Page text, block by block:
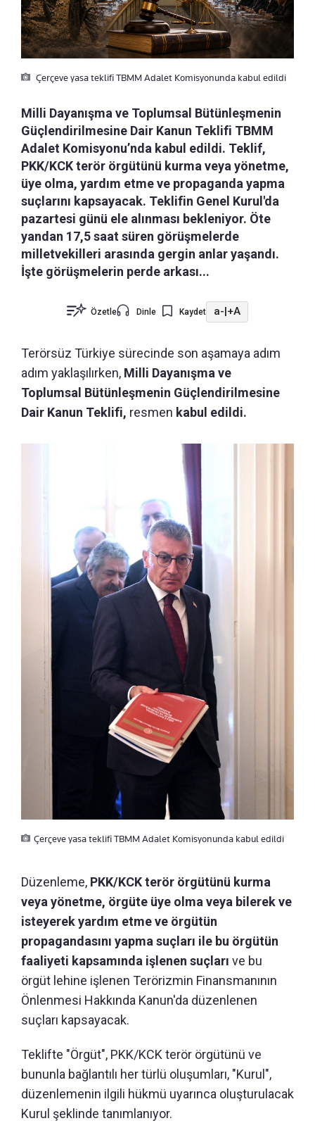
Çerçeve yasa teklifi TBMM Adalet Komisyonunda kabul edildi
Milli Dayanışma ve Toplumsal Bütünleşmenin
Güçlendirilmesine Dair Kanun Teklifi TBMM
Adalet Komisyonu’nda kabul edildi. Teklif,
PKK/KCK terör örgütünü kurma veya yönetme,
üye olma, yardım etme ve propaganda yapma
suçlarını kapsayacak. Teklifin Genel Kurul'da
pazartesi günü ele alınması bekleniyor. Öte
yandan 17,5 saat süren görüşmelerde
milletvekilleri arasında gergin anlar yaşandı.
İşte görüşmelerin perde arkası...
Özetle Dinle Kaydet a-|+A
Terörsüz Türkiye sürecinde son aşamaya adım
adım yaklaşılırken, Milli Dayanışma ve
Toplumsal Bütünleşmenin Güçlendirilmesine
Dair Kanun Teklifi, resmen kabul edildi.
Çerçeve yasa teklifi TBMM Adalet Komisyonunda kabul edildi
Düzenleme, PKK/KCK terör örgütünü kurma
veya yönetme, örgüte üye olma veya bilerek ve
isteyerek yardım etme ve örgütün
propagandasını yapma suçları ile bu örgütün
faaliyeti kapsamında işlenen suçları ve bu
örgüt lehine işlenen Terörizmin Finansmanının
Önlenmesi Hakkında Kanun'da düzenlenen
suçları kapsayacak.
Teklifte "Örgüt", PKK/KCK terör örgütünü ve
bununla bağlantılı her türlü oluşumları, "Kurul",
düzenlemenin ilgili hükmü uyarınca oluşturulacak
Kurul şeklinde tanımlanıyor.